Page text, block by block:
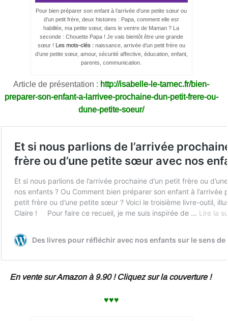
Pour bien préparer son enfant à l’arrivée d’une petite sœur ou
d’un petit frère, deux histoires : Papa, comment elle est
habillée, ma petite sœur, dans le ventre de Maman ? La
seconde : Chouette Papa ! Je vais bientôt être une grande
sœur ! Les mots-clés :naissance, arrivée d’un petit frère ou
d’une petite sœur, amour, sécurité affective, éducation, enfant,
parents, communication.
Article de présentation : http://isabelle-le-tarnec.fr/bien-
preparer-son-enfant-a-larrivee-prochaine-dun-petit-frere-ou-
dune-petite-soeur/
En vente sur Amazon à 9.90 ! Cliquez sur la couverture !
♥♥♥